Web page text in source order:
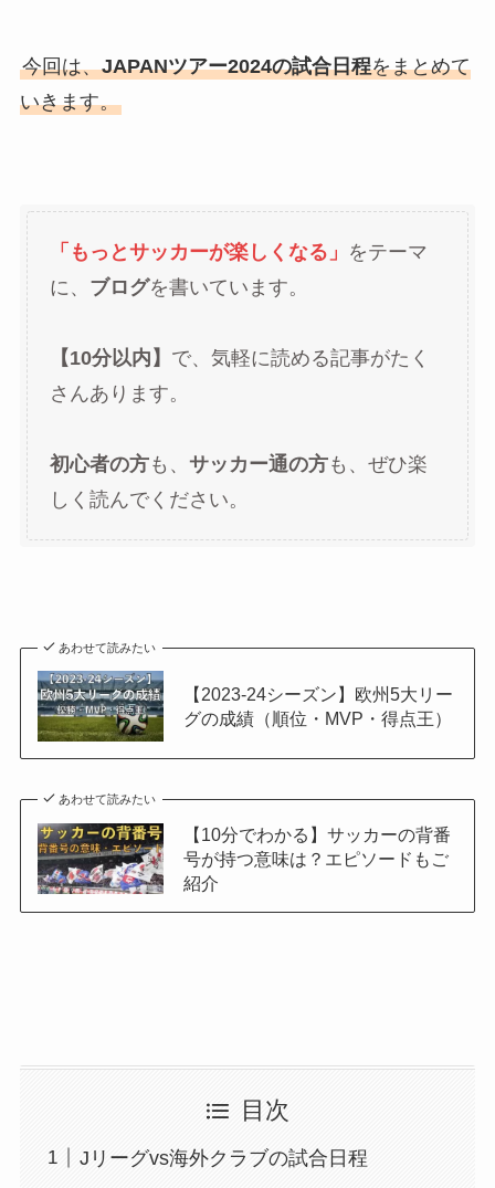
今回は、JAPANツアー2024の試合日程をまとめて
いきます。
「もっとサッカーが楽しくなる」 をテーマ
に、 ブログを書いています。
【10分以内】 で、気軽に読める記事がたく
さんあります。
初心者の方も、 サッカー通の方も、ぜひ楽
しく読んでください。
あわせて読みたい
【2023-24シーズン】欧州5大リー
グの成績（順位・MVP・得点王）
あわせて読みたい
【10分でわかる】サッカーの背番
号が持つ意味は？エピソードもご
紹介
目次
Jリーグvs海外クラブの試合日程